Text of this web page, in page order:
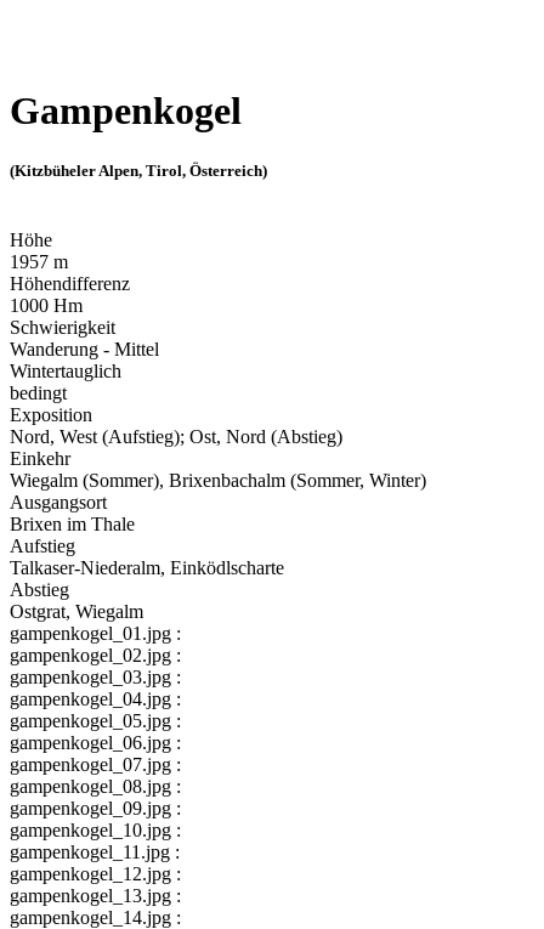
Gampenkogel
(Kitzbüheler Alpen, Tirol, Österreich)
Höhe
1957 m
Höhendifferenz
1000 Hm
Schwierigkeit
Wanderung - Mittel
Wintertauglich
bedingt
Exposition
Nord, West (Aufstieg); Ost, Nord (Abstieg)
Einkehr
Wiegalm (Sommer), Brixenbachalm (Sommer, Winter)
Ausgangsort
Brixen im Thale
Aufstieg
Talkaser-Niederalm, Einködlscharte
Abstieg
Ostgrat, Wiegalm
gampenkogel_01.jpg :
gampenkogel_02.jpg :
gampenkogel_03.jpg :
gampenkogel_04.jpg :
gampenkogel_05.jpg :
gampenkogel_06.jpg :
gampenkogel_07.jpg :
gampenkogel_08.jpg :
gampenkogel_09.jpg :
gampenkogel_10.jpg :
gampenkogel_11.jpg :
gampenkogel_12.jpg :
gampenkogel_13.jpg :
gampenkogel_14.jpg :